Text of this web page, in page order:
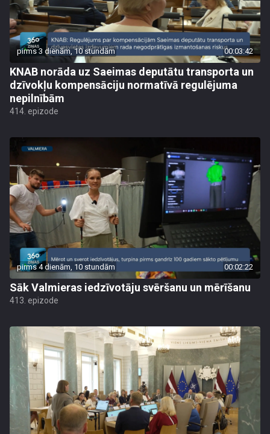
pirms 3 dienām, 10 stundām 00:03:42
KNAB norāda uz Saeimas deputātu transporta un
dzīvokļu kompensāciju normatīvā regulējuma
nepilnībām
414. epizode
pirms 4 dienām, 10 stundām 00:02:22
Sāk Valmieras iedzīvotāju svēršanu un mērīšanu
413. epizode